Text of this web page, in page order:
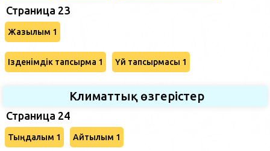
Страница 23
Жазылым 1
Ізденімдік тапсырма 1 Үй тапсырмасы 1
Климаттық өзгерістер
Страница 24
Тыңдалым 1 Айтылым 1